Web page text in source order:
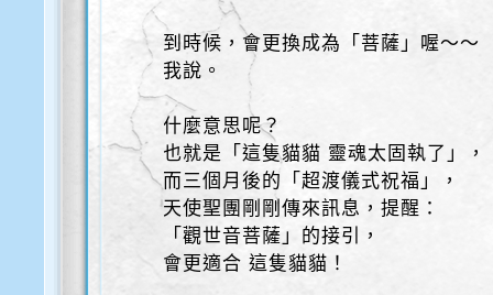
到時候，會更換成為「菩薩」喔～～
我說。
什麼意思呢？
也就是「這隻貓貓 靈魂太固執了」，
而三個月後的「超渡儀式祝福」，
天使聖團剛剛傳來訊息，提醒：
「觀世音菩薩」的接引，
會更適合 這隻貓貓！